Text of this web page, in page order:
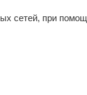
сетей, при